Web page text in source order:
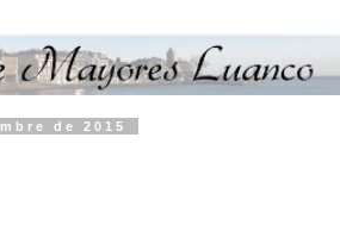
de 2015